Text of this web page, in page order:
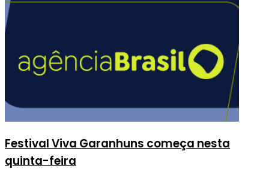
Festival Viva Garanhuns começa nesta
quinta-feira